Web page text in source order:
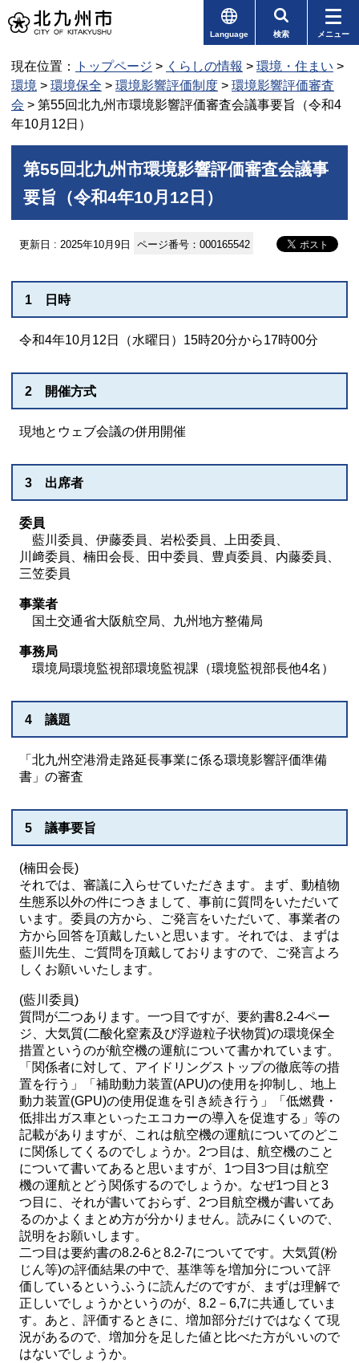
Language 検索 メニュー
現在位置： トップページ > くらしの情報 > 環境・住まい >
環境 > 環境保全 > 環境影響評価制度 > 環境影響評価審査
会 > 第55回北九州市環境影響評価審査会議事要旨（令和4
年10月12日）
第55回北九州市環境影響評価審査会議事
要旨（令和4年10月12日）
更新日 : 2025年10月9日 ページ番号：000165542
1 日時
令和4年10月12日（水曜日）15時20分から17時00分
2 開催方式
現地とウェブ会議の併用開催
3 出席者
委員
藍川委員、伊藤委員、岩松委員、上田委員、
川﨑委員、 楠田会長、田中委員、豊貞委員、内藤委員、
三笠委員
事業者
国土交通省大阪航空局、九州地方整備局
事務局
環境局環境監視部環境監視課（環境監視部長他4名）
4 議題
「北九州空港滑走路延長事業に係る環境影響評価準備
書」の審査
5 議事要旨
(楠田会長)
それでは、審議に入らせていただきます。まず、動植物
生態系以外の件につきまして、事前に質問をいただいて
います。委員の方から、ご発言をいただいて、事業者の
方から回答を頂戴したいと思います。それでは、まずは
藍川先生、ご質問を頂戴しておりますので、ご発言よろ
しくお願いいたします。
(藍川委員)
質問が二つあります。一つ目ですが、要約書8.2-4ペー
ジ、大気質(二酸化窒素及び浮遊粒子状物質)の環境保全
措置というのが航空機の運航について書かれています。
「関係者に対して、アイドリングストップの徹底等の措
置を行う」「補助動力装置(APU)の使用を抑制し、地上
動力装置(GPU)の使用促進を引き続き行う」「低燃費・
低排出ガス車といったエコカーの導入を促進する」等の
記載がありますが、これは航空機の運航についてのどこ
に関係してくるのでしょうか。2つ目は、航空機のこと
について書いてあると思いますが、1つ目3つ目は航空
機の運航とどう関係するのでしょうか。なぜ1つ目と3
つ目に、それが書いておらず、2つ目航空機が書いてあ
るのかよくまとめ方が分かりません。読みにくいので、
説明をお願いします。
二つ目は要約書の8.2-6と8.2-7についてです。大気質(粉
じん等)の評価結果の中で、基準等を増加分について評
価しているというふうに読んだのですが、まずは理解で
正しいでしょうかというのが、8.2－6,7に共通していま
す。あと、評価するときに、増加部分だけではなくて現
況があるので、増加分を足した値と比べた方がいいので
はないでしょうか。